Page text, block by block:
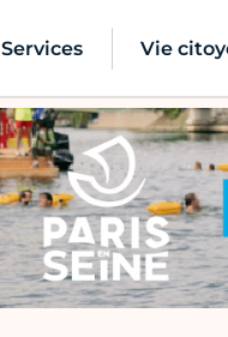
Services Vie